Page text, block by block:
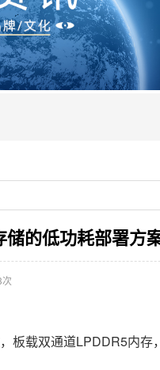
的低功耗部署方
板载双通道LPDDR5内存